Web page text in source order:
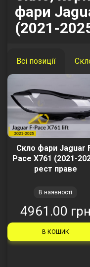
фари
(2021-
Всі позиції
Скло фари Jaguar
Pace X761 (2021-
рест праве
В наявності
4961.00 грн
В КОШИК